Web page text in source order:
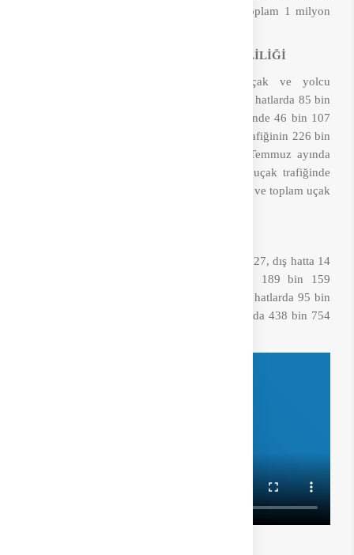
926 ve 267 bin 935 üst geçişlerle birlikte toplam 1 milyon
TEMMUZDA UÇAK TRAFİK HAREKETLİLİĞİ
, 2023 Temmuz ayı uçak ve yolcu
hareketliliğine ilişkin verilere de değinerek, iç hatlarda 85 bin
184, dış hatlarda 95 bin 126, üst geçiş trafiğinde 46 bin 107
uçağın iniş-kalkış yaptığı ve toplamda uçak trafiğinin 226 bin
, “2023 Temmuz ayında
önceki yılın aynı dönemine göre ise iç hat uçak trafiğinde
yüzde 10.4 dış hat uçak trafiğinde yüzde 10.5 ve toplam uçak
2023 Temmuz ayı iç hatta 9 milyon 288 bin 727, dış hatta 14
milyon 900 bin 432, toplamda 24 milyon 189 bin 159
Yük trafiğinde ise iç hatlarda 95 bin
136 ton, dış hatlarda 343 bin 618 ton, toplamda 438 bin 754